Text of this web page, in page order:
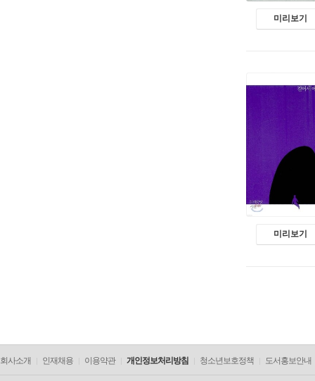
미리보기
미리보기
회사소개 인재채용 이용약관 개인정보처리방침 청소년보호정책 도서홍보안내